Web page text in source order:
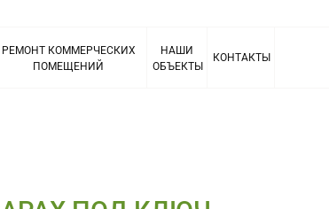
РЕМОНТ КОММЕРЧЕСКИХ
ПОМЕЩЕНИЙ
НАШИ
ОБЪЕКТЫ
КОНТАКТЫ